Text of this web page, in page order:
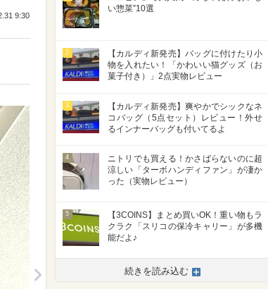
9:30
い惣菜”10選
2
【カルディ新発売】バッグに付けたり小
物を入れたい！「かわいい猫グッズ（お
菓子付き）」2点実物レビュー
3
【カルディ新発売】爽やかでシックなネ
コバッグ（5点セット）レビュー！外せ
るインナーバッグも付いてるよ
4
ニトリでも買える！かさばらないのに超
涼しい「ターボハンディファン」が凄か
った（実物レビュー）
5
【3COINS】まとめ買いOK！重い物もラ
クラク「スリコの保冷キャリー」が多機
能だよ♪
続きを読み込む